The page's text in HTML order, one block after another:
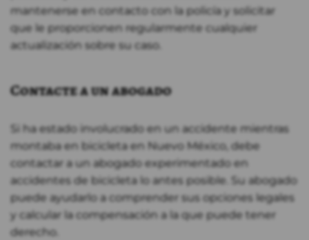
mantenerse en contacto con la policía y solicitar
que le proporcionen regularmente cualquier
actualización sobre su caso.
Contacte a un abogado
Si ha estado involucrado en un accidente mientras
montaba en bicicleta en Nuevo México, debe
contactar a un abogado experimentado en
accidentes de bicicleta lo antes posible. Su abogado
puede ayudarlo a comprender sus opciones legales
y calcular la compensación a la que puede tener
derecho.